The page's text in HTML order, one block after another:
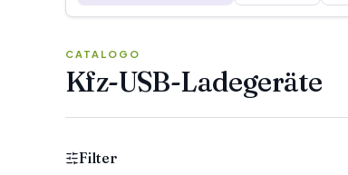
CATALOGO
Kfz-USB-Ladegeräte
Filter